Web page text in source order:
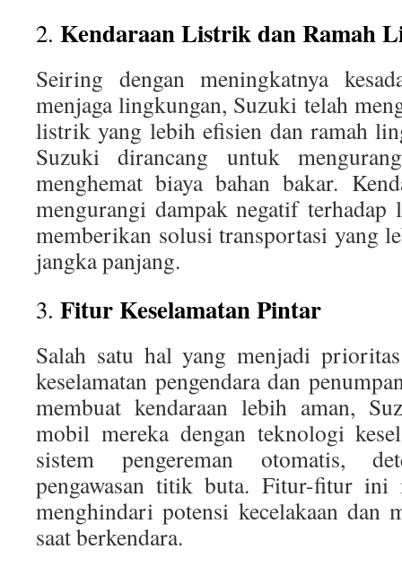
2. Kendaraan Listrik dan Ramah
Seiring dengan meningkatnya
menjaga lingkungan, Suzuki telah
listrik yang lebih efisien dan ramah
Suzuki dirancang untuk
menghemat biaya bahan bakar.
mengurangi dampak negatif terhadap
memberikan solusi transportasi yang
jangka panjang.
3. Fitur Keselamatan Pintar
Salah satu hal yang menjadi
keselamatan pengendara dan
membuat kendaraan lebih aman,
mobil mereka dengan teknologi
sistem pengereman otomatis,
pengawasan titik buta. Fitur-fitur ini
menghindari potensi kecelakaan dan
saat berkendara.